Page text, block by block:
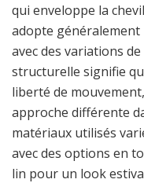
qui enveloppe la
adopte
avec des variations
structurelle signifie
liberté de
approche différente
matériaux utilisés
avec des options en
lin pour un look